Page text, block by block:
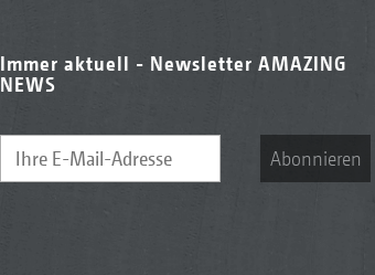
Immer aktuell - Newsletter AMAZING
NEWS
Abonnieren